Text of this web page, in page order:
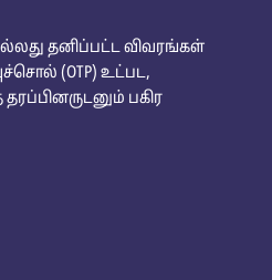
தனிப்பட்ட விவரங்கள்
(OTP) உட்பட,
பகிர